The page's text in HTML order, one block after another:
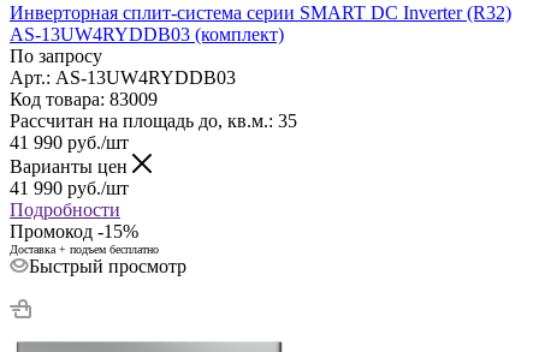
Инверторная сплит-система серии SMART DC Inverter (R32)
AS-13UW4RYDDB03 (комплект)
По запросу
Арт.: AS-13UW4RYDDB03
Код товара: 83009
Рассчитан на площадь до, кв.м.: 35
41 990 руб./шт
Варианты цен
41 990 руб./шт
Подробности
Промокод -15%
Доставка + подъем бесплатно
Быстрый просмотр